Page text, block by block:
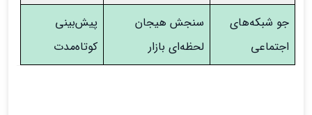
جو شبکه‌های
اجتماعی
سنجش هیجان
لحظه‌ای بازار
پیش‌بینی
کوتاه‌مدت